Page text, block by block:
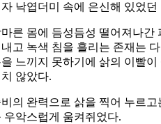
낙엽더미 속에 은신해 있었
른 몸에 듬성듬성 떨어져나간
고 녹색 침을 흘리는 존재는
느끼지 못하기에 삵의 이빨
않았다.
의 완력으로 삵을 찍어 누르
우악스럽게 움켜쥐었다.